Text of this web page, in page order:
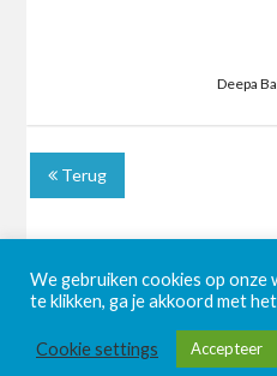
Deepa
Terug
©2026 BookaBooka|
We gebruiken cookies op onze
te klikken, ga je akkoord met
Cookie settings Accepteer